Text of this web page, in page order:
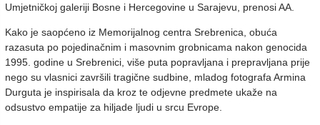
Umjetničkoj galeriji Bosne i Hercegovine u Sarajevu, prenosi AA.
Kako je saopćeno iz Memorijalnog centra Srebrenica, obuća
razasuta po pojedinačnim i masovnim grobnicama nakon genocida
1995. godine u Srebrenici, više puta popravljana i prepravljana prije
nego su vlasnici završili tragične sudbine, mladog fotografa Armina
Durguta je inspirisala da kroz te odjevne predmete ukaže na
odsustvo empatije za hiljade ljudi u srcu Evrope.